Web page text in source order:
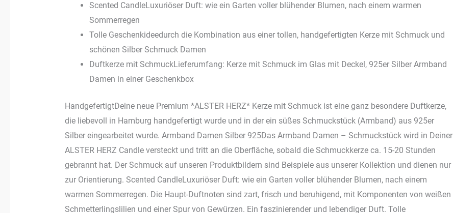
Scented CandleLuxuriöser Duft: wie ein Garten voller blühender Blumen, nach einem warmen
Sommerregen
Tolle Geschenkideedurch die Kombination aus einer tollen, handgefertigten Kerze mit Schmuck und
schönen Silber Schmuck Damen
Duftkerze mit SchmuckLieferumfang: Kerze mit Schmuck im Glas mit Deckel, 925er Silber Armband
Damen in einer Geschenkbox
HandgefertigtDeine neue Premium *ALSTER HERZ* Kerze mit Schmuck ist eine ganz besondere Duftkerze,
die liebevoll in Hamburg handgefertigt wurde und in der ein süßes Schmuckstück (Armband) aus 925er
Silber eingearbeitet wurde. Armband Damen Silber 925Das Armband Damen – Schmuckstück wird in Deiner
ALSTER HERZ Candle versteckt und tritt an die Oberfläche, sobald die Schmuckkerze ca. 15-20 Stunden
gebrannt hat. Der Schmuck auf unseren Produktbildern sind Beispiele aus unserer Kollektion und dienen nur
zur Orientierung. Scented CandleLuxuriöser Duft: wie ein Garten voller blühender Blumen, nach einem
warmen Sommerregen. Die Haupt-Duftnoten sind zart, frisch und beruhigend, mit Komponenten von weißen
Schmetterlingslilien und einer Spur von Gewürzen. Ein faszinierender und lebendiger Duft. Tolle